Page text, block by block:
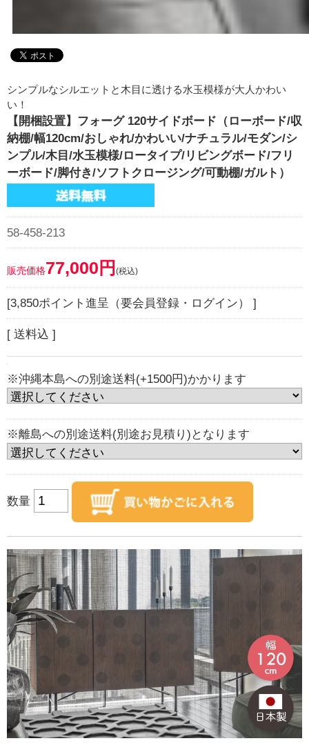
シンプルなシルエットと木目に透ける水玉模様が大人かわい
い！
【開梱設置】フォーグ 120サイドボード（ローボード/収
納棚/幅120cm/おしゃれ/かわいい/ナチュラル/モダン/シ
ンプル/木目/水玉模様/ロータイプ/リビングボード/フリ
ーボード/脚付き/ソフトクロージング/可動棚/ガルト）
58-458-213
販売価格77,000円 (税込)
[3,850ポイント進呈（要会員登録・ログイン） ]
[ 送料込 ]
※沖縄本島への別途送料(+1500円)かかります
※離島への別途送料(別途お見積り)となります
数量